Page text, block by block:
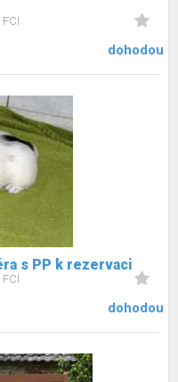
FCI
dohodou
s PP k rezervaci
FCI
dohodou